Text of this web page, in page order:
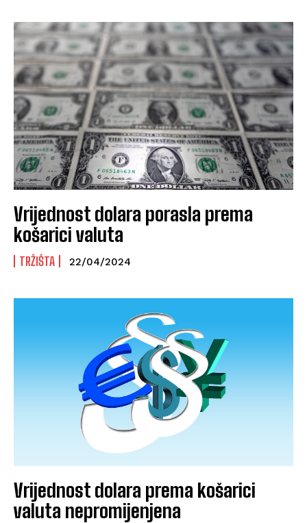
Vrijednost dolara porasla prema
košarici valuta
TRŽIŠTA 22/04/2024
Vrijednost dolara prema košarici
valuta nepromijenjena